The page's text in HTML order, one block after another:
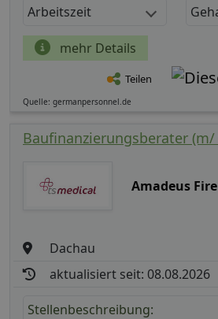
Arbeitszeit
mehr Details
Teilen
Quelle: germanpersonnel.de
Baufinanzierungsberater
Amadeus Fire
Dachau
aktualisiert seit: 08.08.2026
Stellenbeschreibung: